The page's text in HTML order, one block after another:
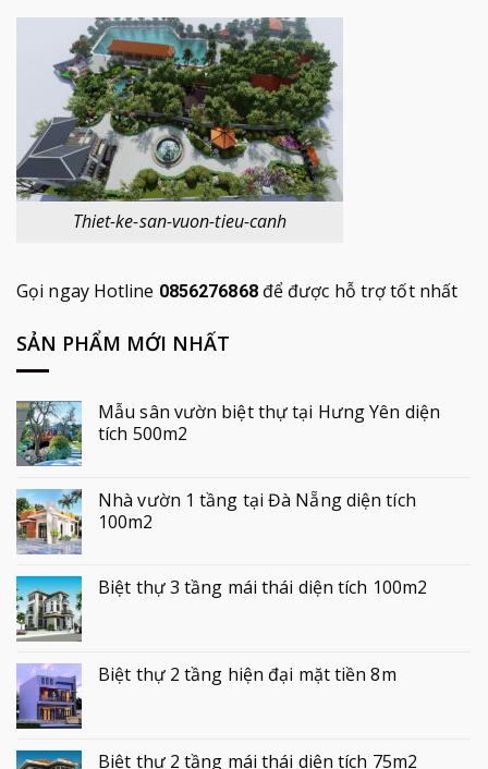
Thiet-ke-san-vuon-tieu-canh
Gọi ngay Hotline 0856276868để được hỗ trợ tốt nhất
SẢN PHẨM MỚI NHẤT
Mẫu sân vườn biệt thự tại Hưng Yên diện
tích 500m2
Nhà vườn 1 tầng tại Đà Nẵng diện tích
100m2
Biệt thự 3 tầng mái thái diện tích 100m2
Biệt thự 2 tầng hiện đại mặt tiền 8m
Biệt thự 2 tầng mái thái diện tích 75m2